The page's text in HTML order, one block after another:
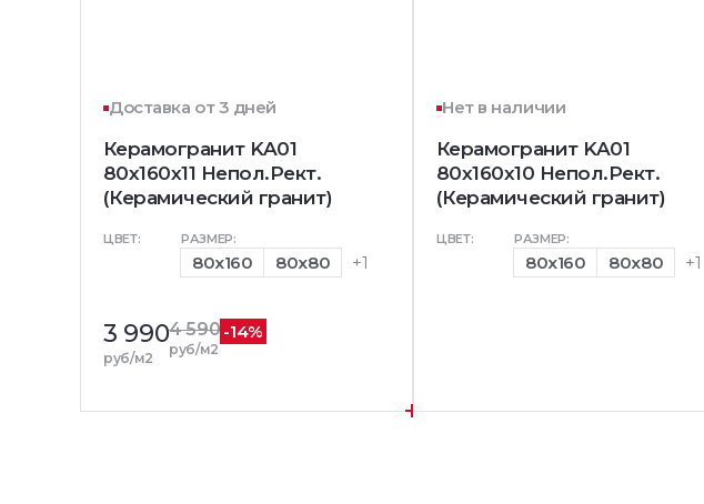
Доставка от 3 дней
Керамогранит KA01
80x160x11 Непол.Рект.
(Керамический гранит)
ЦВЕТ: РАЗМЕР:
80x160 80x80 +1
3 990
руб/м2
4 590
руб/м2
-14%
Нет в наличии
Керамогранит KA01
80x160x10 Непол.Рект.
(Керамический гранит)
ЦВЕТ: РАЗМЕР:
80x160 80x80 +1